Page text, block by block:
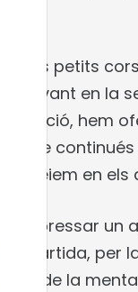
uns petits
cultivant en la
hem
que
veiem en
expressar
per
de la